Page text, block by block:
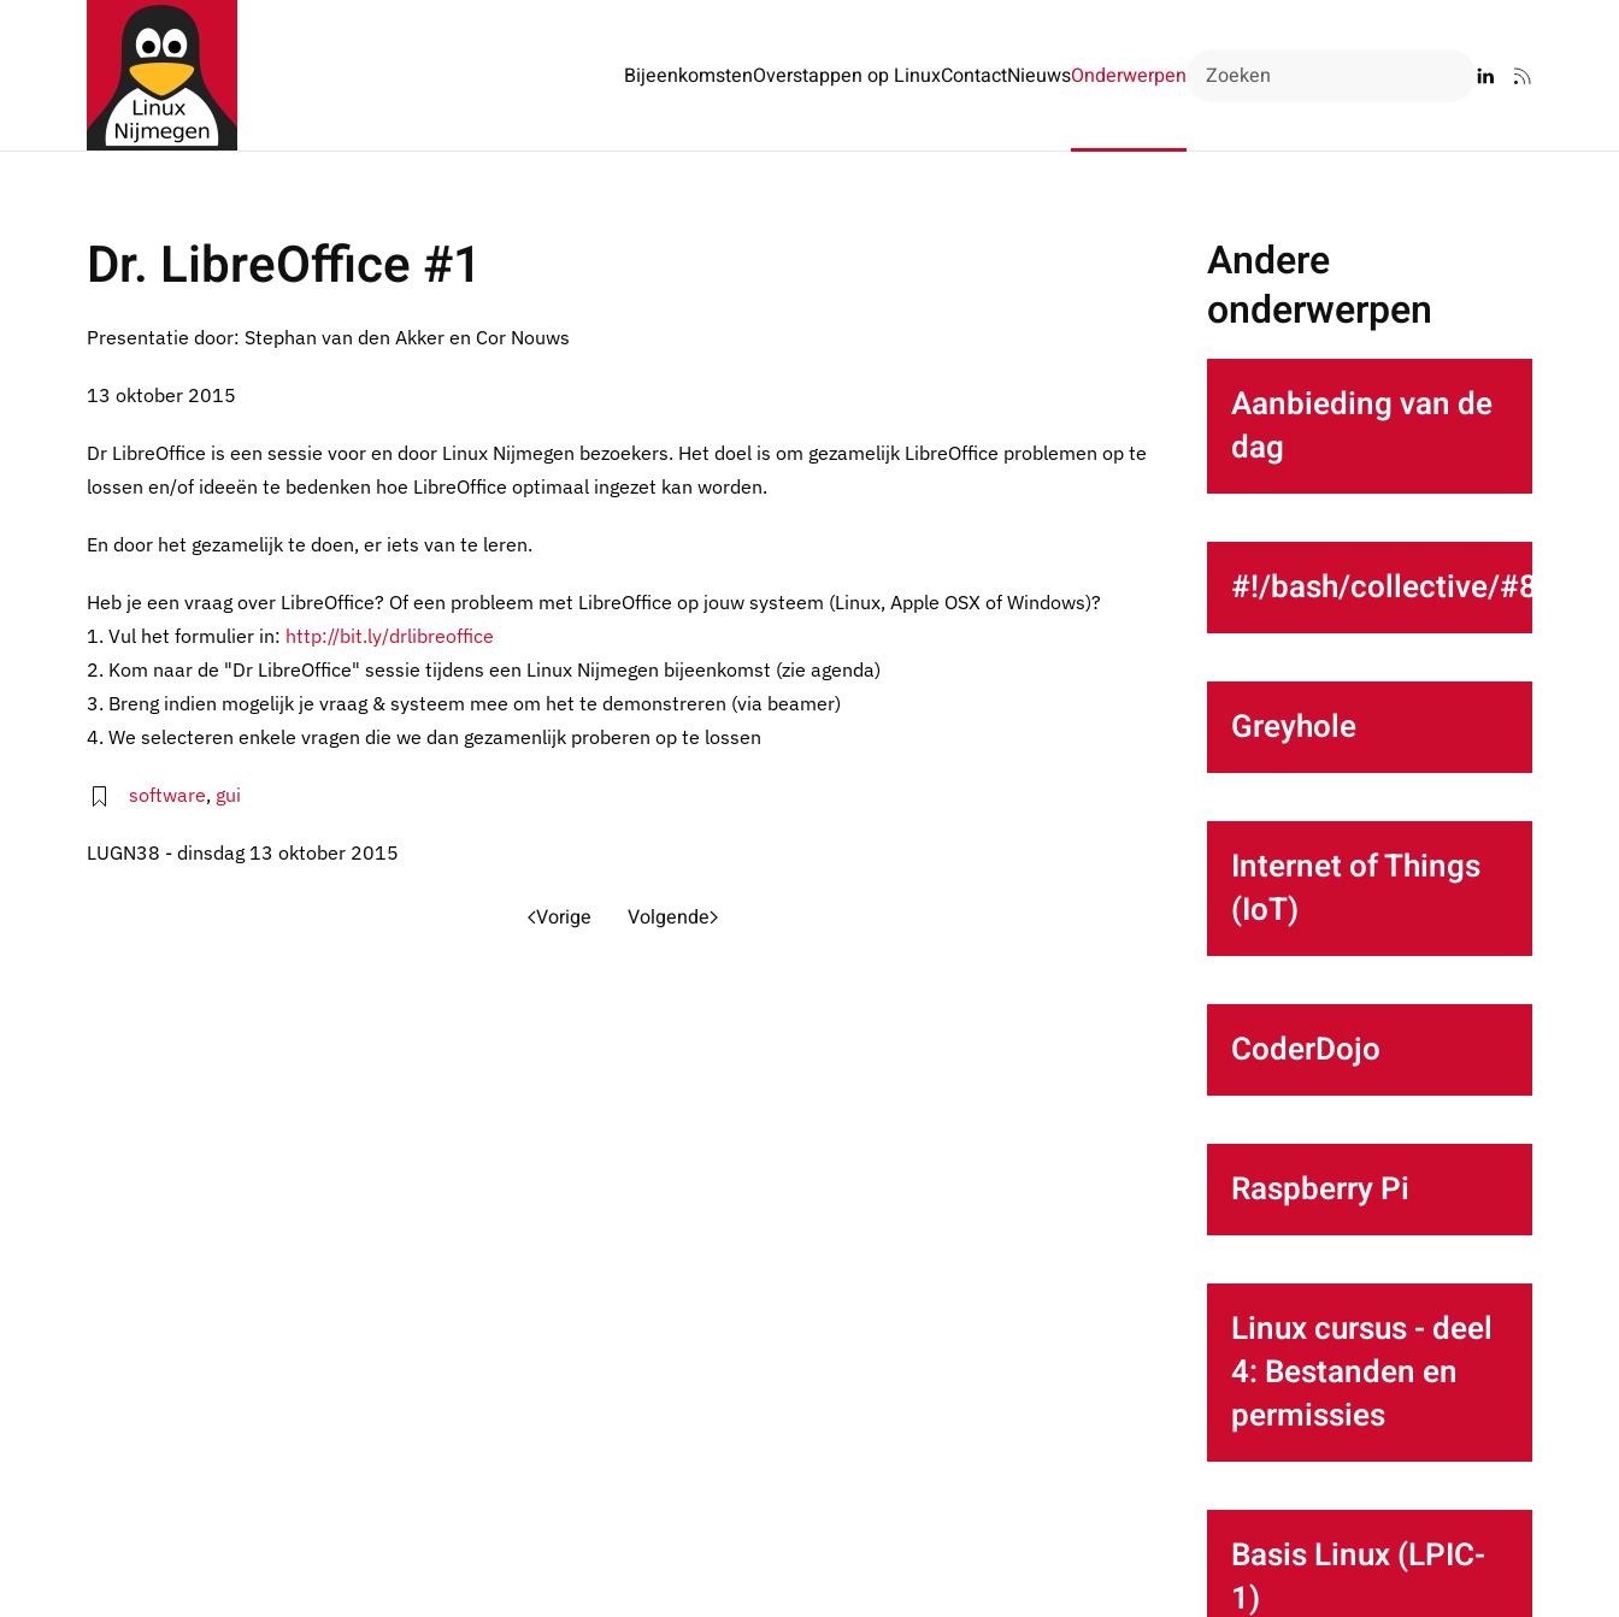
Terug naar hoofdinhoud BijeenkomstenOverstappen op LinuxContactNieuwsOnderwerpen
Dr. LibreOffice #1
Presentatie door: Stephan van den Akker en Cor Nouws
13 oktober 2015
Dr LibreOffice is een sessie voor en door Linux Nijmegen bezoekers. Het doel is om gezamelijk LibreOffice problemen op te
lossen en/of ideeën te bedenken hoe LibreOffice optimaal ingezet kan worden.
En door het gezamelijk te doen, er iets van te leren.
Heb je een vraag over LibreOffice? Of een probleem met LibreOffice op jouw systeem (Linux, Apple OSX of Windows)?
1. Vul het formulier in: http://bit.ly/drlibreoffice
2. Kom naar de "Dr LibreOffice" sessie tijdens een Linux Nijmegen bijeenkomst (zie agenda)
3. Breng indien mogelijk je vraag & systeem mee om het te demonstreren (via beamer)
4. We selecteren enkele vragen die we dan gezamenlijk proberen op te lossen
software, gui
LUGN38 - dinsdag 13 oktober 2015
Vorige Volgende
Andere
onderwerpen
Aanbieding van de
dag
#!/bash/collective/#8
Greyhole
Internet of Things
(IoT)
CoderDojo
Raspberry Pi
Linux cursus - deel
4: Bestanden en
permissies
Basis Linux (LPIC-
1)